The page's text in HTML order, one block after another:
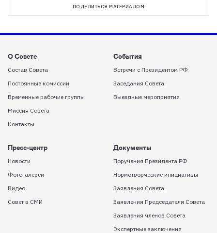
ПОДЕЛИТЬСЯ МАТЕРИАЛОМ
О Совете
Состав Совета
Постоянные комиссии
Временные рабочие группы
Миссия Совета
Контакты
События
Встречи с Президентом РФ
Заседания Совета
Выездные мероприятия
Пресс-центр
Новости
Фотогалереи
Видео
Совет в СМИ
Документы
Поручения Президента РФ
Нормотворческие инициативы
Заявления Совета
Заявления Председателя Совета
Заявления членов Совета
Экспертные заключения